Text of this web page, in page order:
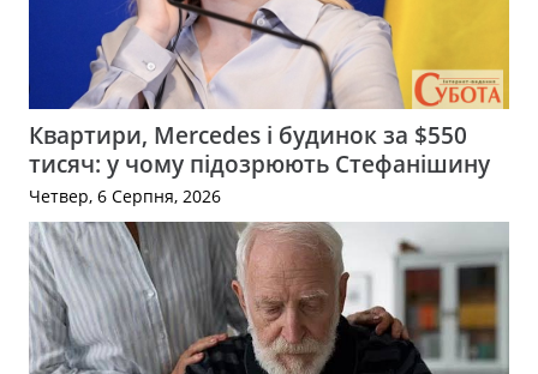
Квартири, Mercedes і будинок за $550
тисяч: у чому підозрюють Стефанішину
Четвер, 6 Серпня, 2026